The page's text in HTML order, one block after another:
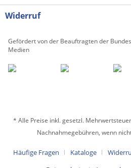
Widerruf
Gefördert von der Beauftragten der
Medien
* Alle Preise inkl. gesetzl.
Nachnahmegebühren, wenn
Häufige Fragen Kataloge